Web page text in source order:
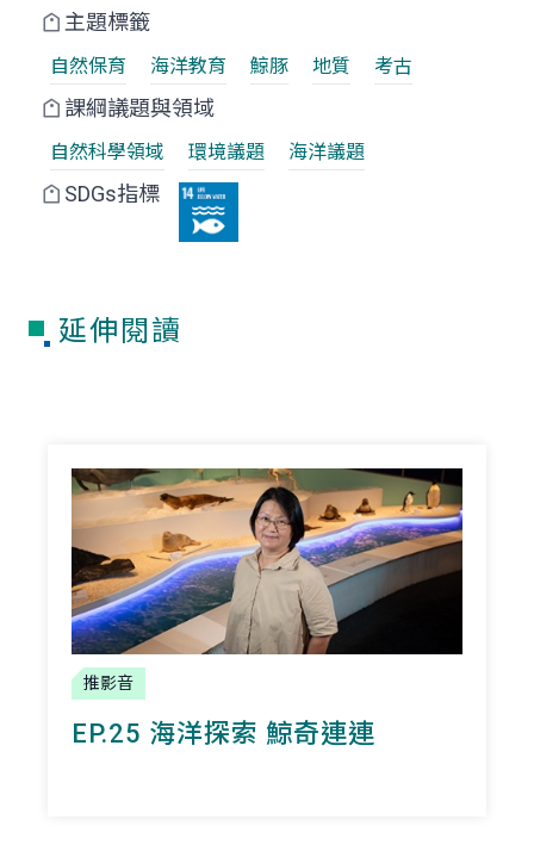
主題標籤
自然保育 海洋教育 鯨豚 地質 考古
課綱議題與領域
自然科學領域 環境議題 海洋議題
SDGs指標
延伸閱讀
推影音
EP.25 海洋探索 鯨奇連連